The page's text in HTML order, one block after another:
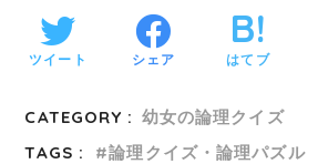
ツイート シェア はてブ
CATEGORY : 幼女の論理クイズ
TAGS :
論理クイズ・論理パズル